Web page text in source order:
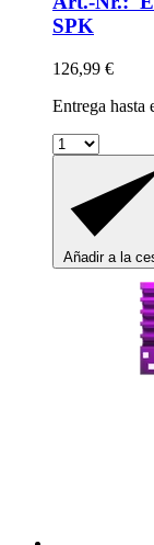
SPK
126,99 €
Entrega hasta
Añadir a la